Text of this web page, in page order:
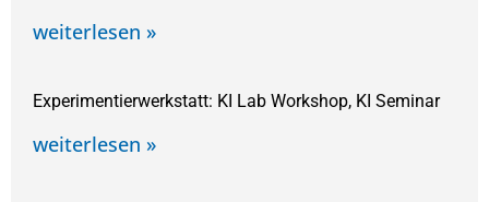
weiterlesen »
Experimentierwerkstatt: KI Lab Workshop, KI Seminar
weiterlesen »